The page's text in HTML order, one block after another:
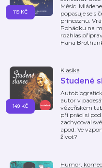
Měsíc.
popasuje se s
princeznu.
Pohádku na
rozhlas
Hana
119 KČ
Klasika
Studené
autor v
vězeňském
při práci si
zachycoval
apod. Ve
život?
149 KČ
Humor,